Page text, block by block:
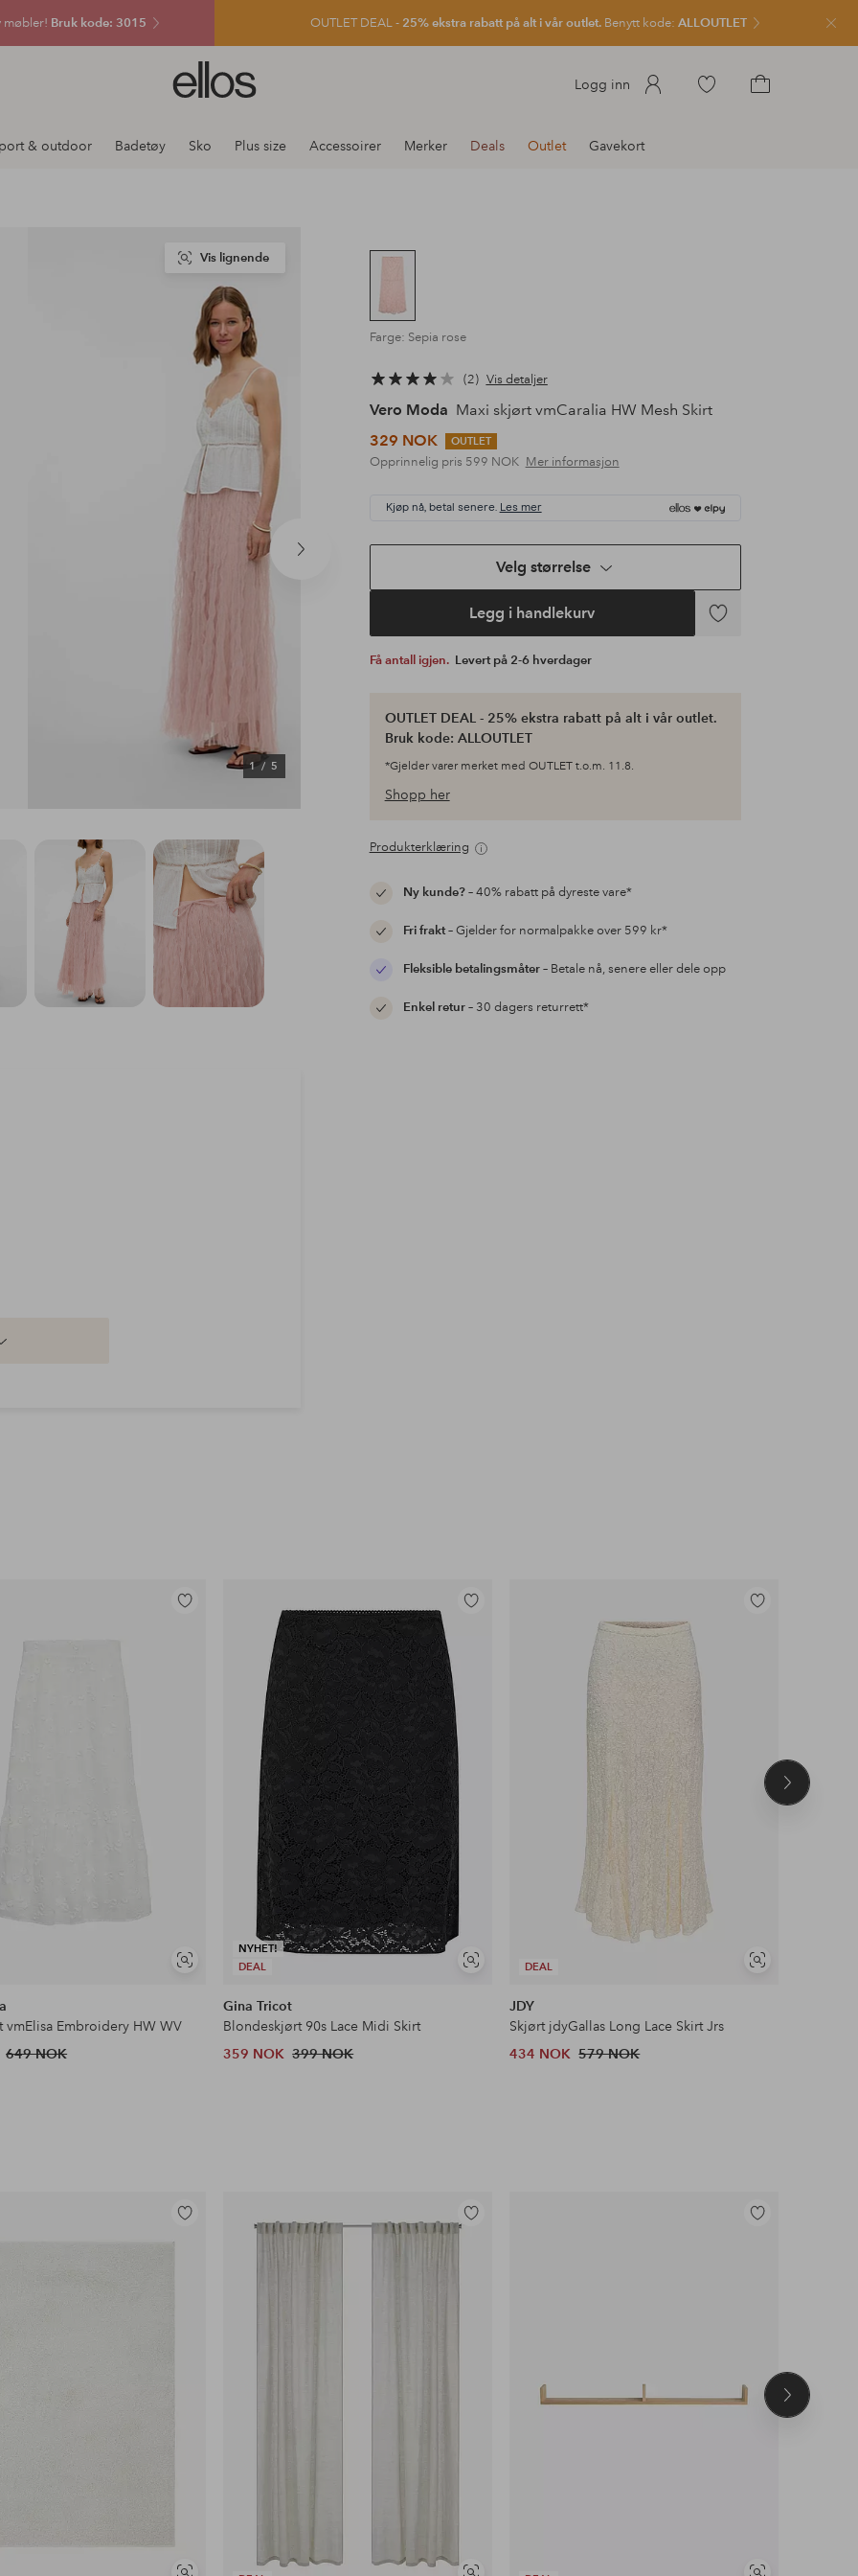
møbler! Bruk kode: 3015 OUTLET DEAL - 25% ekstra rabatt på alt i vår outlet. Benytt kode: ALLOUTLET Lukk
Ellos
logo
gå
Logg inn
Gå
& outdoor Badetøy Sko Plus size Accessoirer Merker Deals Outlet Gavekort
Neste
1/ 5
Vis lignende
Farge: Sepia rose
2 Vis detaljer
Vero Moda Maxi skjørt vmCaralia HW Mesh Skirt
329 NOK
OUTLET
Opprinnelig pris 599 NOK Mer informasjon
Kjøp nå, betal senere. Les mer
Velg størrelse
Legg i handlekurv
Legg
Få antall igjen. Levert på 2-6 hverdager
OUTLET DEAL - 25% ekstra rabatt på alt i vår outlet.
Bruk kode: ALLOUTLET
*Gjelder varer merket med OUTLET t.o.m. 11.8.
Shopp her
Produkterklæring
Ny kunde?– 40% rabatt på dyreste vare*
Fri frakt– Gjelder for normalpakke over 599 kr*
Fleksible betalingsmåter– Betale nå, senere eller dele opp
Enkel retur– 30 dagers returrett*
Vis
Legg
vmElisa Embroidery HW WV
649 NOK
NYHET!
DEAL
Vis
Legg
Gina Tricot
Blondeskjørt 90s Lace Midi Skirt
359 NOK 399 NOK
DEAL
Vis
Legg
JDY
Skjørt jdyGallas Long Lace Skirt Jrs
434 NOK 579 NOK
Neste
Legg
til
Legg
Legg
Neste